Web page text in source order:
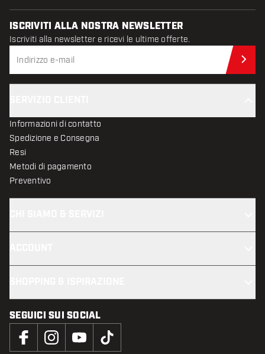
ISCRIVITI ALLA NOSTRA NEWSLETTER
Iscriviti alla newsletter e ricevi le ultime offerte.
Informazioni di contatto
Spedizione e Consegna
Resi
Metodi di pagamento
Preventivo
SEGUICI SUI SOCIAL